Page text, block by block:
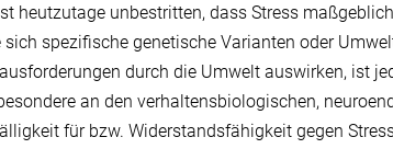
heutzutage unbestritten, dass Stress
sich spezifische genetische Varianten oder
durch die Umwelt auswirken, ist
an den verhaltensbiologischen,
für bzw. Widerstandsfähigkeit gegen